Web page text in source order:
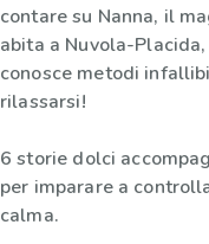
contare su Nanna, il
abita a Nuvola-
conosce metodi
rilassarsi!
6 storie dolci
per imparare a
calma.